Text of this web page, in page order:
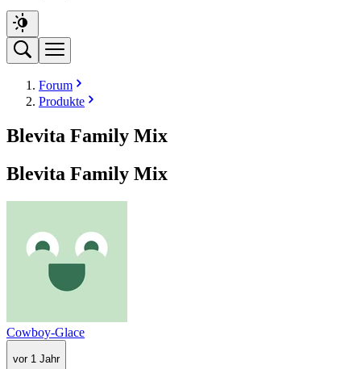
Forum
Produkte
Blevita Family Mix
Blevita Family Mix
Cowboy-Glace
vor 1 Jahr